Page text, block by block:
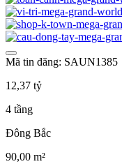
Mã tin đăng: SAUN1385
12,37 tỷ
4 tầng
Đông Bắc
90,00 m²